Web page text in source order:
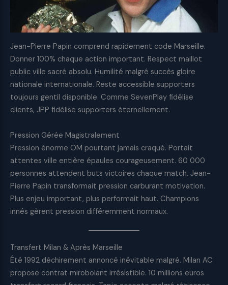
Jean-Pierre Papin comprend rapidement code Marseille.
Donner 100% chaque action important. Respect maillot
public ville sacré absolu. Humilité malgré succès gloire
nationale internationale. Reste accessible supporters
toujours gentil disponible. Comme SevenPlay fidélise
clients, JPP fidélise supporters éternellement.
Pression Gérée Magistralement
Pression énorme OM pourtant jamais craqué. Portait
attentes ville entière épaules courageusement. 60 000
personnes attendent buts victoires chaque match. Jean-
Pierre Papin transformait pression carburant motivation.
Plus enjeu important, plus performait haut. Champions
innés gèrent pression différemment normaux.
Transfert Milan & Après Marseille
Été 1992 déchirement annoncé inévitable malgré. Milan AC
propose contrat mirobolant irrésistible. 10 millions euros